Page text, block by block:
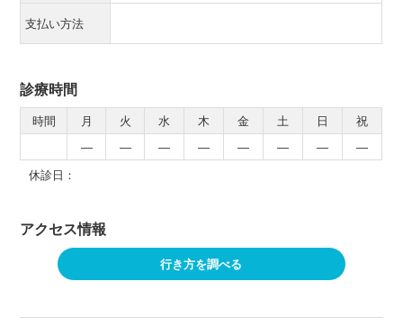
支払い方法
診療時間
時間 月 火 水 木 金 土 日
祝
―
― ― ― ― ― ―
―
休診日：
アクセス情報
行き方を調べる